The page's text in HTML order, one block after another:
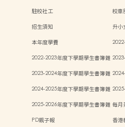
駐校社工
校車
招生須知
升小
本年度學費
2022-2023年度下學期學生書簿雜
2023-2024年度下學期學生書簿雜
2024-2025年度下學期學生書簿雜
2025-2026年度下學期學生書簿雜 每月
PD親子報
香港